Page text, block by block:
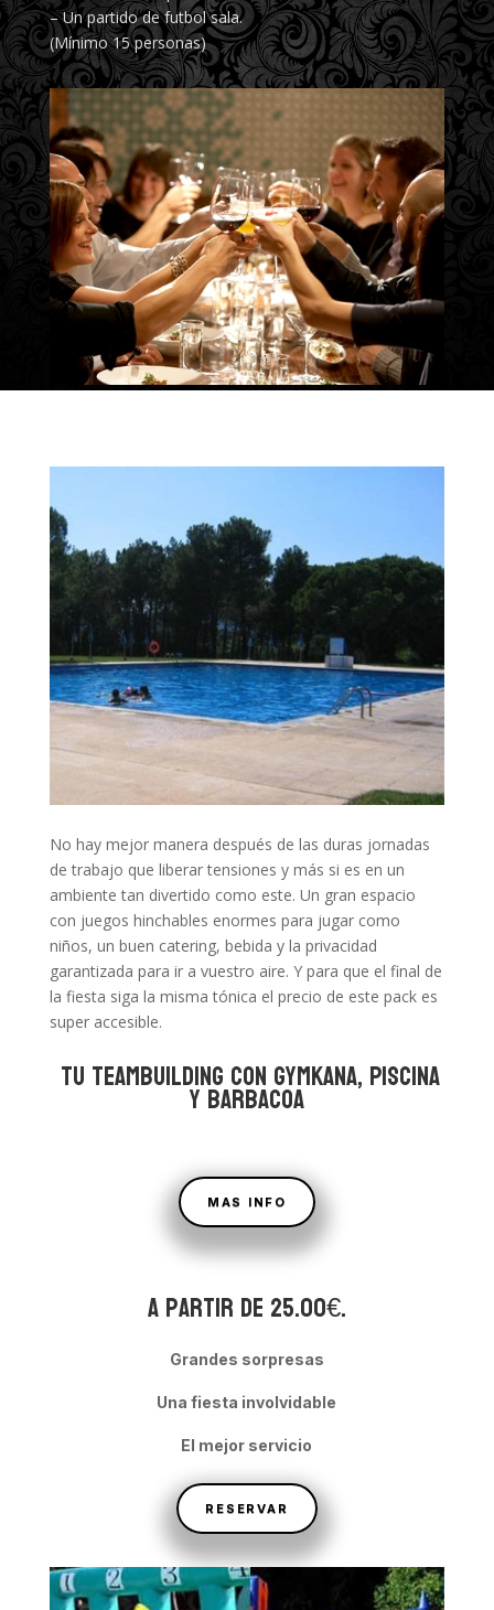
– Un partido de futbol sala.
(Mínimo 15 personas)
No hay mejor manera después de las duras jornadas
de trabajo que liberar tensiones y más si es en un
ambiente tan divertido como este. Un gran espacio
con juegos hinchables enormes para jugar como
niños, un buen catering, bebida y la privacidad
garantizada para ir a vuestro aire. Y para que el final de
la fiesta siga la misma tónica el precio de este pack es
super accesible.
tuTEAMBUILDING CON GYMKANA, PISCINA
Y BARBACOA
MAS INFO
A partir de 25.00€.
Grandes sorpresas
Una fiesta involvidable
El mejor servicio
RESERVAR